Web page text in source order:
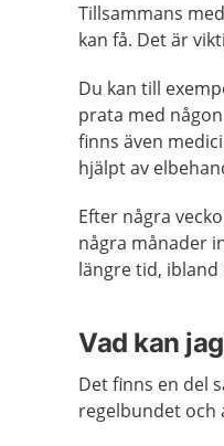
Tillsammans
kan få. Det är
Du kan till
prata med
finns även
hjälpt av
Efter några
några månader
längre tid, ibland
Vad kan
Det finns en del
regelbundet och